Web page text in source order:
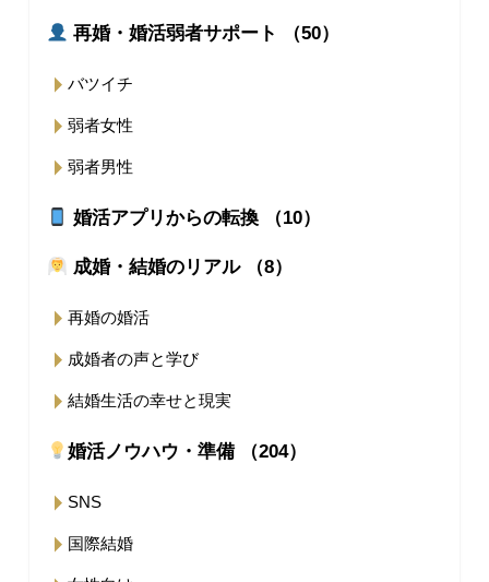
再婚・婚活弱者サポート （50）
バツイチ
弱者女性
弱者男性
婚活アプリからの転換 （10）
成婚・結婚のリアル （8）
再婚の婚活
成婚者の声と学び
結婚生活の幸せと現実
婚活ノウハウ・準備 （204）
SNS
国際結婚